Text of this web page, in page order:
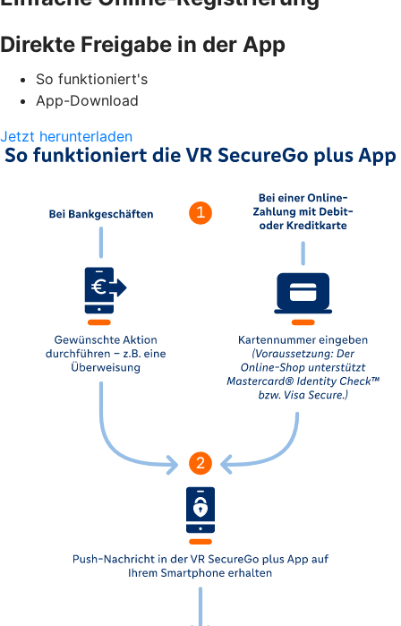
Direkte Freigabe in der App
So funktioniert's
App-Download
Jetzt herunterladen